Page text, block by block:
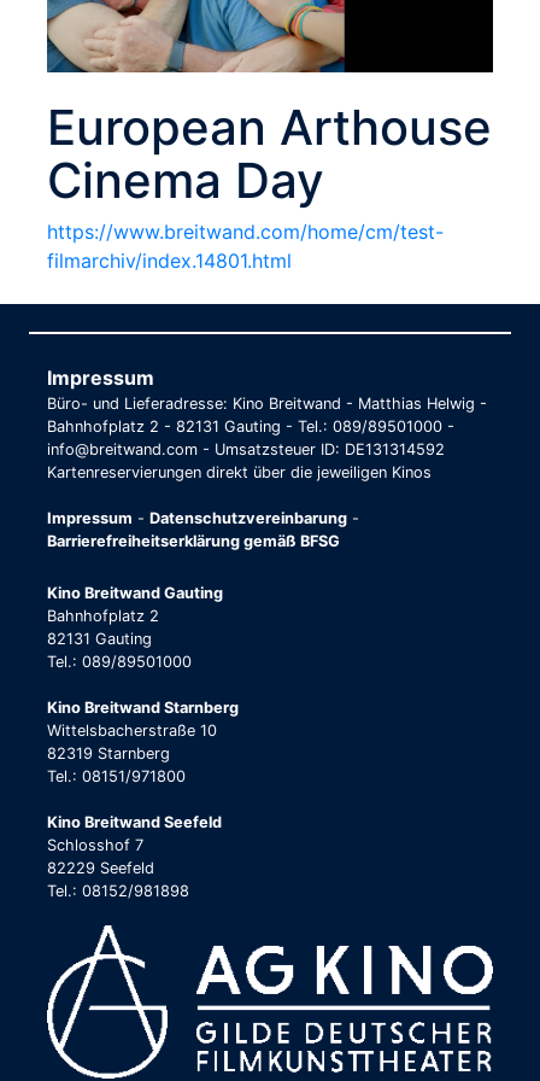
European Arthouse
Cinema Day
https://www.breitwand.com/home/cm/test-
filmarchiv/index.14801.html
Impressum
Büro- und Lieferadresse: Kino Breitwand - Matthias Helwig -
Bahnhofplatz 2 - 82131 Gauting - Tel.: 089/89501000 -
info@breitwand.com - Umsatzsteuer ID: DE131314592
Kartenreservierungen direkt über die jeweiligen Kinos
Impressum - Datenschutzvereinbarung -
Barrierefreiheitserklärung gemäß BFSG
Kino Breitwand Gauting
Bahnhofplatz 2
82131 Gauting
Tel.: 089/89501000
Kino Breitwand Starnberg
Wittelsbacherstraße 10
82319 Starnberg
Tel.: 08151/971800
Kino Breitwand Seefeld
Schlosshof 7
82229 Seefeld
Tel.: 08152/981898